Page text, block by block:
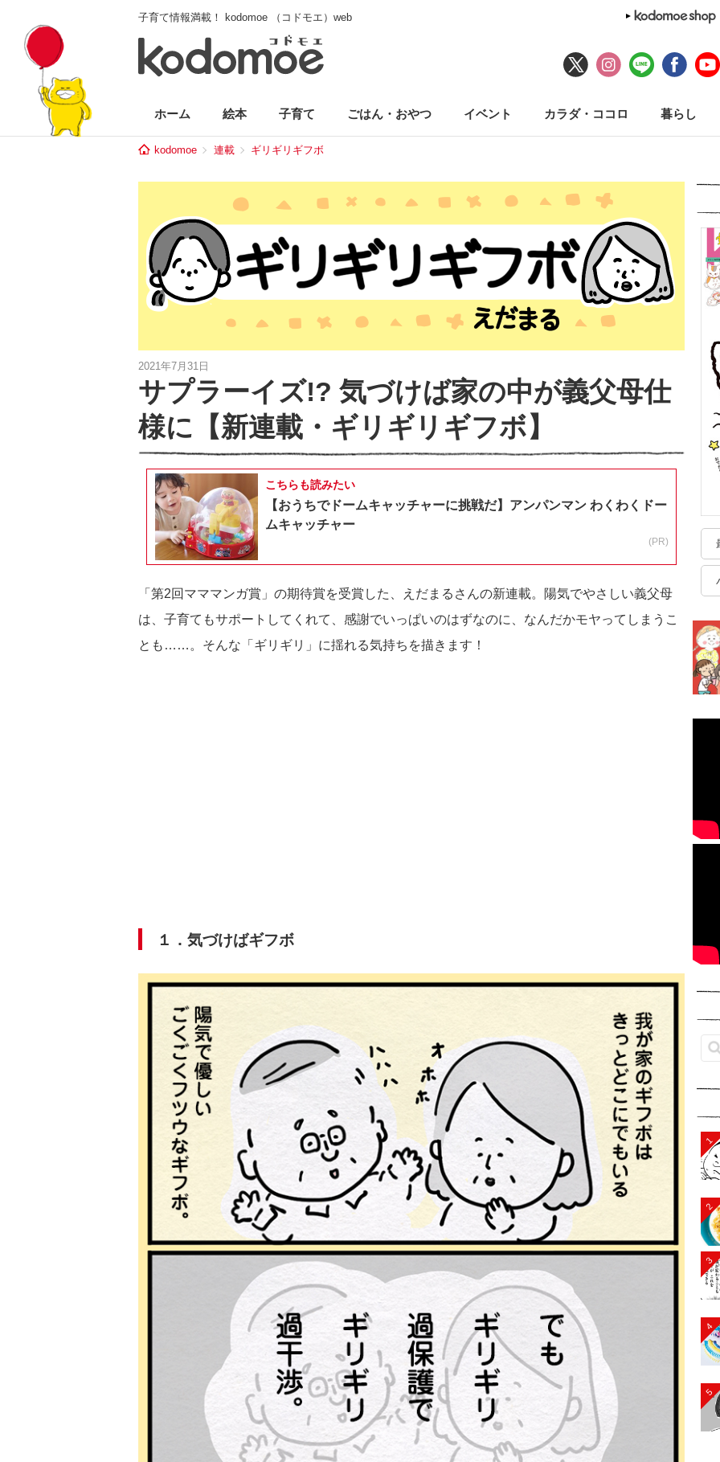
子育て情報満載！ kodomoe （コドモエ）web
ホーム 絵本 子育て ごはん・おやつ イベント カラダ・ココロ 暮らし
kodomoe 連載 ギリギリギフボ
2021年7月31日
サプラーイズ!? 気づけば家の中が義父母仕
様に【新連載・ギリギリギフボ】
こちらも読みたい
【おうちでドームキャッチャーに挑戦だ】アンパンマン わくわくドー
ムキャッチャー
(PR)
「第2回マママンガ賞」の期待賞を受賞した、えだまるさんの新連載。陽気でやさしい義父母
は、子育てもサポートしてくれて、感謝でいっぱいのはずなのに、なんだかモヤってしまうこ
とも……。そんな「ギリギリ」に揺れる気持ちを描きます！
１．気づけばギフボ
1
2
3
4
5